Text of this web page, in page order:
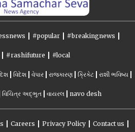
#popular #breakingnews
#rashifuture #local
દેશ વિદેશ વેપાર રાજકારણ ક્રિકેટ રાશી ભવિષ્ય
વિચિત્ર અદ્ભુત વાયરલ navo desh
Careers Privacy Policy Contact us